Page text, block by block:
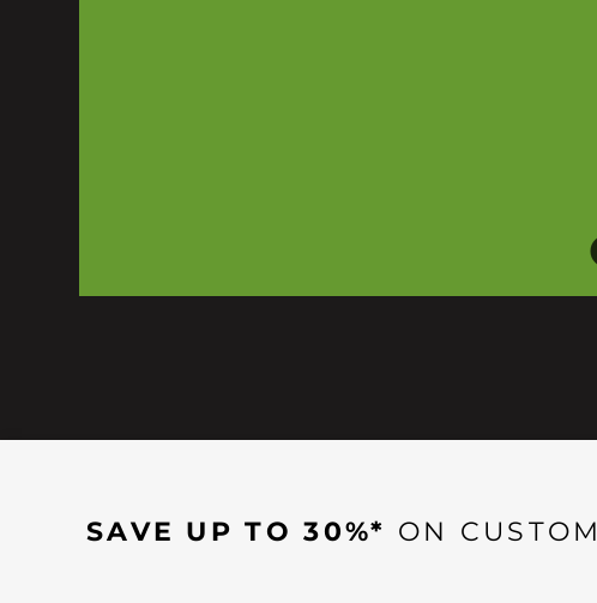
SAVE UP TO 30%* ON